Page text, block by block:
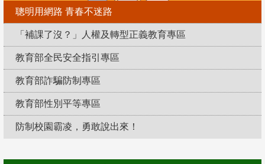
聰明用網路 青春不迷路
「補課了沒？」人權及轉型正義教育專區
教育部全民安全指引專區
教育部詐騙防制專區
教育部性別平等專區
防制校園霸凌，勇敢說出來！